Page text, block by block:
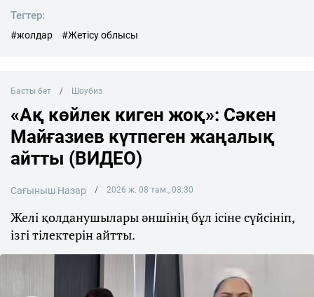
Тегтер:
#жолдар #Жетісу облысы
Басты бет Шоубиз
«Ақ көйлек киген жоқ»: Сәкен
Майғазиев күтпеген жаңалық
айтты (ВИДЕО)
Сағыныш Назар 2026 ж. 08 там., 03:30
Желі қолданушылары әншінің бұл ісіне сүйсініп,
ізгі тілектерін айтты.